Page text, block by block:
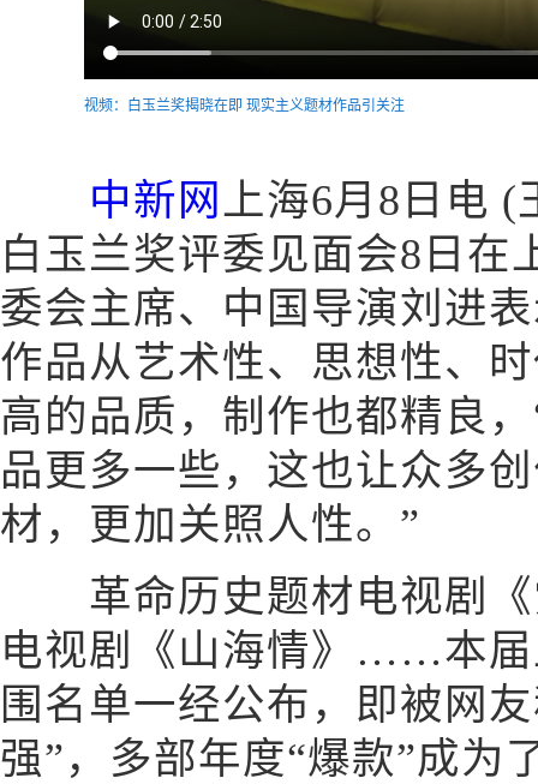
视频：白玉兰奖揭晓在即 现实主义题材作品引关注
中新网 上海6月8日电 (
白玉兰奖评委见面会8日在
委会主席、中国导演刘进
作品从艺术性、思想性、
高的品质，制作也都精良
品更多一些，这也让众多
材，更加关照人性。”
革命历史题材电视剧《
电视剧《山海情》……本届
围名单一经公布，即被网
强”，多部年度“爆款”成为